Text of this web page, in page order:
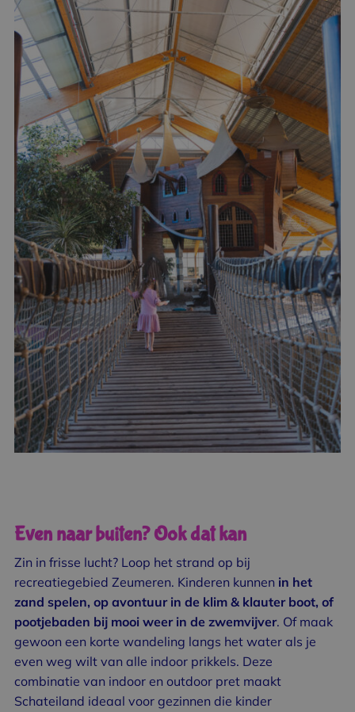
Even naar buiten? Ook dat kan
Zin in frisse lucht? Loop het strand op bij
recreatiegebied Zeumeren. Kinderen kunnen in het
zand spelen, op avontuur in de klim & klauter boot, of
pootjebaden bij mooi weer in de zwemvijver. Of maak
gewoon een korte wandeling langs het water als je
even weg wilt van alle indoor prikkels. Deze
combinatie van indoor en outdoor pret maakt
Schateiland ideaal voor gezinnen die kinder